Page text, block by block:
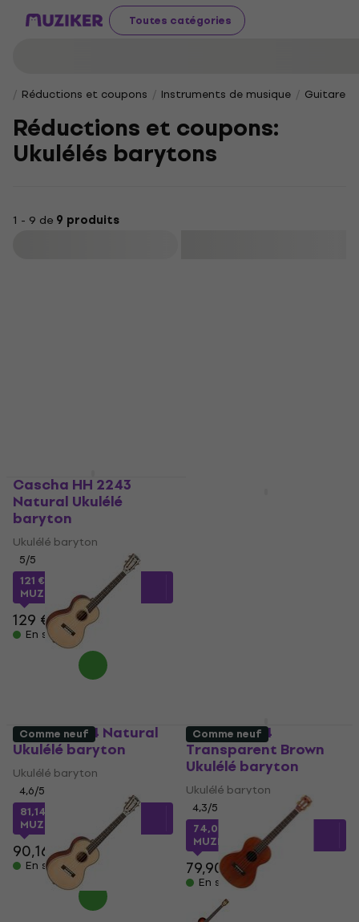
Toutes catégories
Réductions et coupons Instruments de musique Guitares
Réductions et coupons:
Ukulélés barytons
1 - 9 de 9 produits
Cascha HH 2243
Natural Ukulélé
baryton
Ukulélé baryton
5/5
121 €
avec le code
MUZMUZ-5
129 €
En stock
Mahalo MP4 Natural
Ukulélé baryton
Ukulélé baryton
4,6/5
81,14 €
avec le code
MUZMUZ-10
90,16 €
En stock
Mahalo MJ4
Transparent Brown
Ukulélé baryton
Ukulélé baryton
4,3/5
74,08 €
avec le code
MUZMUZ-5
79,90 €
En stock
Comme neuf Comme neuf